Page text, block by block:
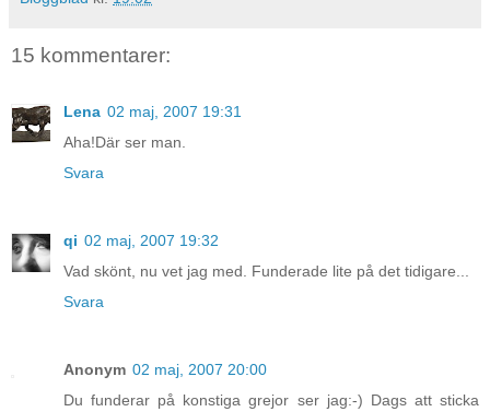
15 kommentarer:
Lena 02 maj, 2007 19:31
Aha!Där ser man.
Svara
qi 02 maj, 2007 19:32
Vad skönt, nu vet jag med. Funderade lite på det tidigare...
Svara
Anonym 02 maj, 2007 20:00
Du funderar på konstiga grejor ser jag:-) Dags att sticka